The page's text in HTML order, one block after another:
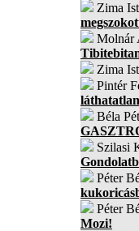
Zima
Molnár
Zima
Pintér
Béla
Szilasi
Péter
Péter
Mozi!